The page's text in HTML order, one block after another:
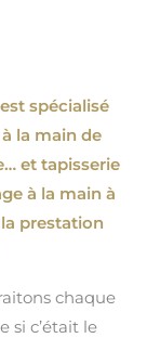
spécialisé
la main de
et tapisserie
à la main à
prestation
chaque
si c’était le